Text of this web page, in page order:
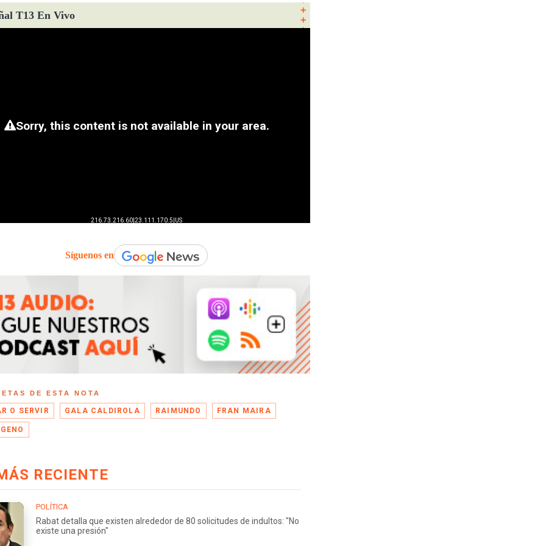
T13 En Vivo
Síguenos en
DE ESTA NOTA
O SERVIR GALA CALDIROLA RAIMUNDO FRAN MAIRA
RECIENTE
POLÍTICA
Rabat detalla que existen alrededor de 80 solicitudes de indultos: "No
existe una presión"